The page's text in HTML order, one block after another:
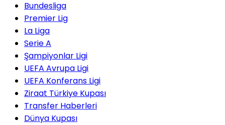
Bundesliga
Premier Lig
La Liga
Serie A
Şampiyonlar Ligi
UEFA Avrupa Ligi
UEFA Konferans Ligi
Ziraat Türkiye Kupası
Transfer Haberleri
Dünya Kupası